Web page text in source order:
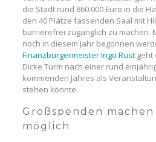
die Stadt rund 860.000 Euro in die
den 40 Plätze fassenden Saal mit
barrierefrei zugänglich zu machen.
noch in diesem Jahr begonnen
Finanzbürgermeister Ingo Rustgeht
Dicke Turm nach einer rund
kommenden Jahres als
stehen könnte.
Großspenden
möglich